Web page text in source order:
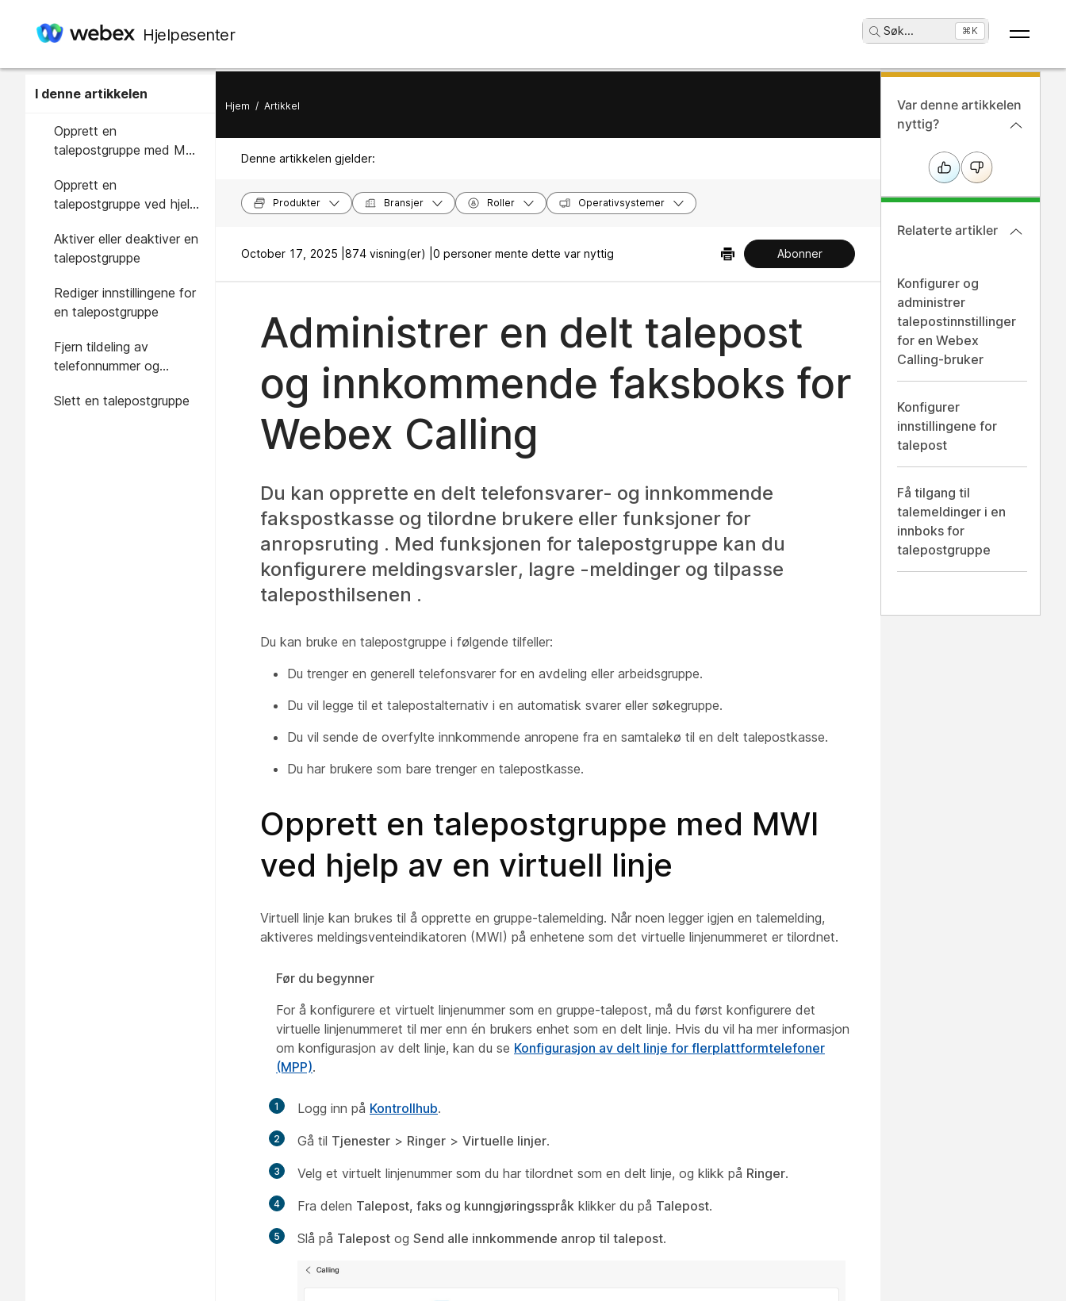
Hjelpesenter Søk... ⌘K
I denne artikkelen
Opprett en
talepostgruppe med MWI
linje
Opprett en
talepostgruppe ved hjelp
internlinje
Aktiver eller deaktiver en
talepostgruppe
Rediger innstillingene for
en talepostgruppe
Fjern tildeling av
telefonnummer og
Slett en talepostgruppe
Hjem / Artikkel
Denne artikkelen gjelder:
Produkter Bransjer Roller Operativsystemer
October 17, 2025 | 874 visning(er) | 0 personer mente dette var nyttig Abonner
Administrer en delt talepost
og innkommende faksboks for
Webex Calling
Du kan opprette en delt telefonsvarer- og innkommende
fakspostkasse og tilordne brukere eller funksjoner for
anropsruting . Med funksjonen for talepostgruppe kan du
konfigurere meldingsvarsler, lagre -meldinger og tilpasse
taleposthilsenen .
Du kan bruke en talepostgruppe i følgende tilfeller:
Du trenger en generell telefonsvarer for en avdeling eller arbeidsgruppe.
Du vil legge til et talepostalternativ i en automatisk svarer eller søkegruppe.
Du vil sende de overfylte innkommende anropene fra en samtalekø til en delt talepostkasse.
Du har brukere som bare trenger en talepostkasse.
Opprett en talepostgruppe med MWI
ved hjelp av en virtuell linje
Virtuell linje kan brukes til å opprette en gruppe-talemelding. Når noen legger igjen en talemelding,
aktiveres meldingsventeindikatoren (MWI) på enhetene som det virtuelle linjenummeret er tilordnet.
Før du begynner
For å konfigurere et virtuelt linjenummer som en gruppe-talepost, må du først konfigurere det
virtuelle linjenummeret til mer enn én brukers enhet som en delt linje. Hvis du vil ha mer informasjon
om konfigurasjon av delt linje, kan du se Konfigurasjon av delt linje for flerplattformtelefoner
(MPP).
1 Logg inn på Kontrollhub.
2 Gå til Tjenester > Ringer > Virtuelle linjer.
3 Velg et virtuelt linjenummer som du har tilordnet som en delt linje, og klikk på Ringer.
4 Fra delen Talepost, faks og kunngjøringsspråk klikker du på Talepost.
5 Slå på Talepost og Send alle innkommende anrop til talepost.
Var denne artikkelen
nyttig?
Relaterte artikler
Konfigurer og
administrer
talepostinnstillinger
for en Webex
Calling-bruker
Konfigurer
innstillingene for
talepost
Få tilgang til
talemeldinger i en
innboks for
talepostgruppe